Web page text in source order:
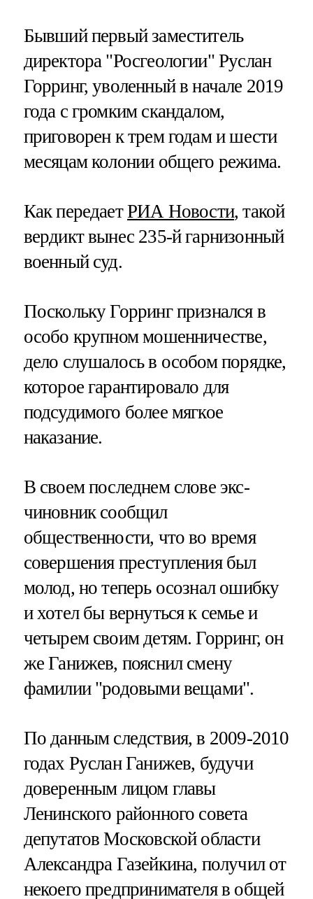
Бывший первый заместитель
директора "Росгеологии" Руслан
Горринг, уволенный в начале 2019
года с громким скандалом,
приговорен к трем годам и шести
месяцам колонии общего режима.
Как передаетРИА Новости, такой
вердикт вынес 235-й гарнизонный
военный суд.
Поскольку Горринг признался в
особо крупном мошенничестве,
дело слушалось в особом порядке,
которое гарантировало для
подсудимого более мягкое
наказание​​​.
В своем последнем слове экс-
чиновник сообщил
общественности, что во время
совершения преступления был
молод, но теперь осознал ошибку
и хотел бы вернуться к семье и
четырем своим детям. Горринг, он
же Ганижев, пояснил смену
фамилии "родовыми вещами".
По данным следствия, в 2009-2010
годах Руслан Ганижев, будучи
доверенным лицом главы
Ленинского районного совета
депутатов Московской области
Александра Газейкина, получил от
некоего предпринимателя в общей